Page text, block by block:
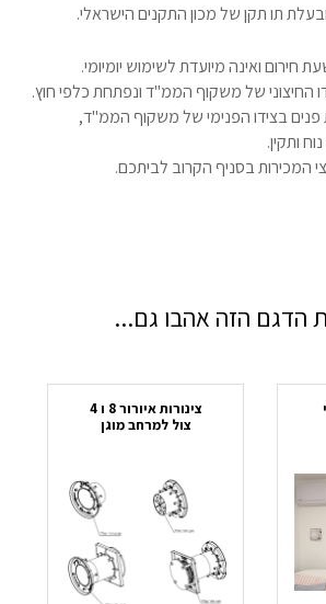
תו תקן של מכון התקנים הישראלי.
ואינה מיועדת לשימוש יומיומי.
של משקוף הממ"ד ונפתחת כלפי חוץ.
פנים בצידו הפנימי של משקוף הממ"ד,
ותקין.
המכירות בסניף הקרוב לביתכם.
הדגם הזה אהבו גם...
צינורות איורור 8 ו 4
צול למרחב מוגן